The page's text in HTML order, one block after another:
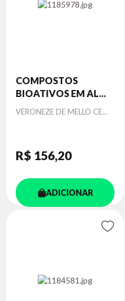
COMPOSTOS
BIOATIVOS EM AL...
Autor
VERONEZE DE MELLO CE...
R$ 156,20
ADICIONAR